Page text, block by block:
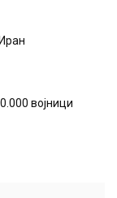
војници